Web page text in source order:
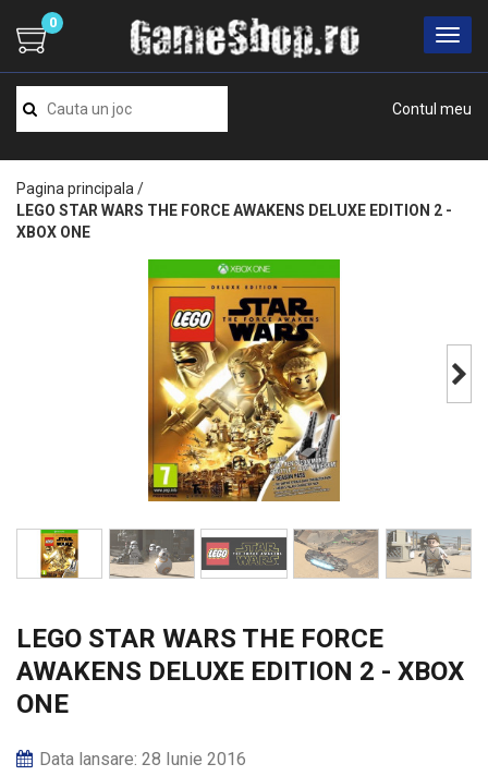
Contul meu
0
Pagina principala /
LEGO STAR WARS THE FORCE AWAKENS DELUXE EDITION 2 -
XBOX ONE
LEGO STAR WARS THE FORCE
AWAKENS DELUXE EDITION 2 - XBOX
ONE
Data lansare: 28 Iunie 2016